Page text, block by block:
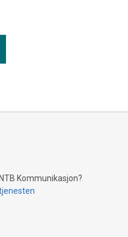
Kommunikasjon?